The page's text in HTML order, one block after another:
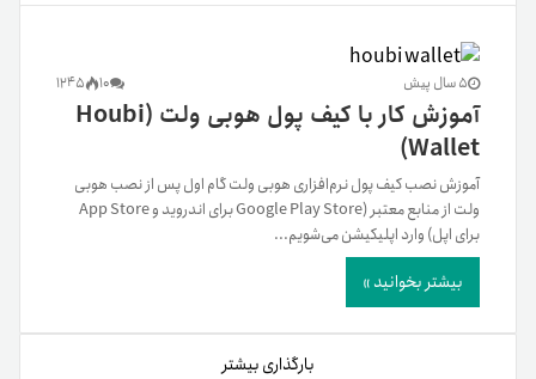
5 سال پیش 10
1245
آموزش کار با کیف پول هوبی ولت (Houbi
Wallet)
آموزش نصب کیف پول نرم‌افزاری هوبی ولت گام اول پس از نصب هوبی‌
ولت از منابع معتبر (Google Play Store برای اندروید و App Store
برای اپل) وارد اپلیکیشن می‌شویم...
بیشتر بخوانید »
بارگذاری بیشتر